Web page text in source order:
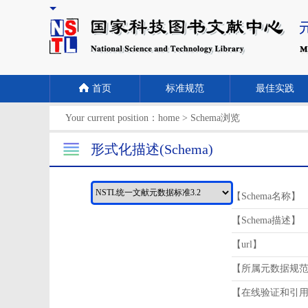
首页 标准规范 最佳实践
Your current position： home > Schema浏览
形式化描述(Schema)
【Schema名称】
【Schema描述】
【url】
【所属元数据规
【在线验证和引